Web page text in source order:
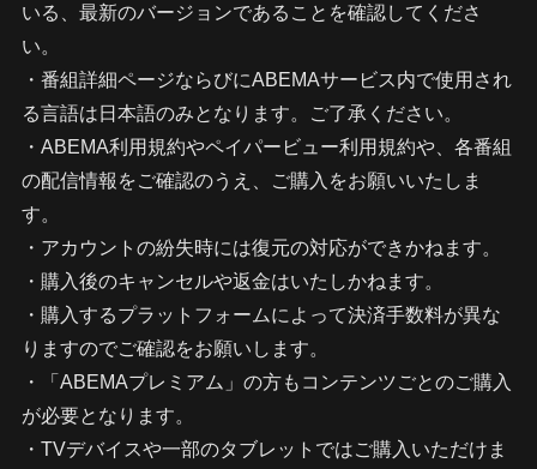
いる、最新のバージョンであることを確認してくださ
い。
・番組詳細ページならびにABEMAサービス内で使用され
る言語は日本語のみとなります。ご了承ください。
・ABEMA利用規約やペイパービュー利用規約や、各番組
の配信情報をご確認のうえ、ご購入をお願いいたしま
す。
・アカウントの紛失時には復元の対応ができかねます。
・購入後のキャンセルや返金はいたしかねます。
・購入するプラットフォームによって決済手数料が異な
りますのでご確認をお願いします。
・「ABEMAプレミアム」の方もコンテンツごとのご購入
が必要となります。
・TVデバイスや一部のタブレットではご購入いただけま